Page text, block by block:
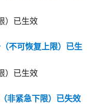
）已生效
不可恢复上限）已生
）已生效
非紧急下限）已失效